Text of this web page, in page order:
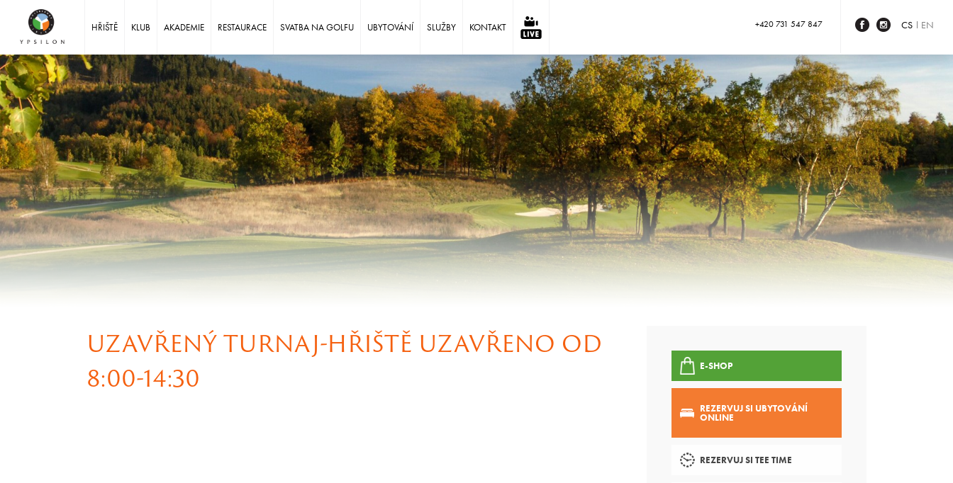
CS EN
+420 731 547 847
HŘIŠTĚ KLUB AKADEMIE RESTAURACE SVATBA NA GOLFU UBYTOVÁNÍ SLUŽBY KONTAKT ⠀
UZAVŘENÝ TURNAJ-HŘIŠTĚ UZAVŘENO OD
8:00-14:30
E-SHOP
REZERVUJ SI UBYTOVÁNÍ
ONLINE
REZERVUJ SI TEE TIME